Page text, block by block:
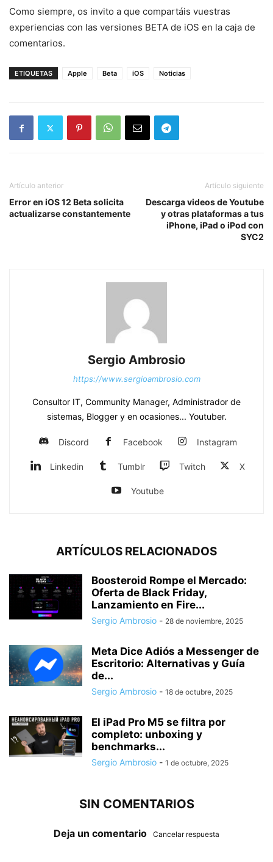
Como siempre, os invito a que compartáis vuestras
experiencias con las versiones BETA de iOS en la caja de
comentarios.
ETIQUETAS Apple Beta iOS Noticias
Artículo anterior
Error en iOS 12 Beta solicita
actualizarse constantemente
Artículo siguiente
Descarga videos de Youtube
y otras plataformas a tus
iPhone, iPad o iPod con
SYC2
Sergio Ambrosio
https://www.sergioambrosio.com
Consultor IT, Community Manager, Administrador de
sistemas, Blogger y en ocasiones... Youtuber.
Discord Facebook Instagram
Linkedin Tumblr Twitch X
Youtube
ARTÍCULOS RELACIONADOS
Boosteroid Rompe el Mercado:
Oferta de Black Friday,
Lanzamiento en Fire...
Sergio Ambrosio - 28 de noviembre, 2025
Meta Dice Adiós a Messenger de
Escritorio: Alternativas y Guía
de...
Sergio Ambrosio - 18 de octubre, 2025
El iPad Pro M5 se filtra por
completo: unboxing y
benchmarks...
Sergio Ambrosio - 1 de octubre, 2025
SIN COMENTARIOS
Deja un comentario Cancelar respuesta